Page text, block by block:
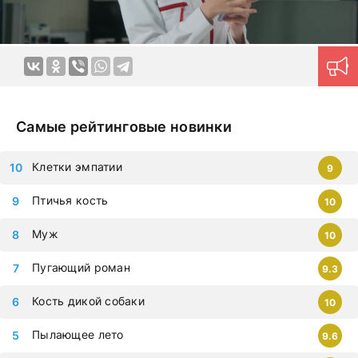
Самые рейтинговые новинки
Пылающее лето 9.6
Кость дикой собаки 10
Пугающий роман 9.3
Муж 10
Птичья кость 10
Клетки эмпатии 9